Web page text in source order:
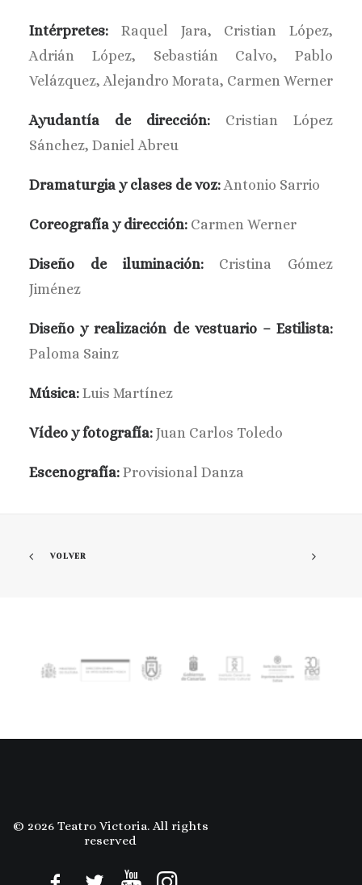
Intérpretes: Raquel Jara, Cristian López,
Adrián López, Sebastián Calvo, Pablo
Velázquez, Alejandro Morata, Carmen Werner
Ayudantía de dirección: Cristian López
Sánchez, Daniel Abreu
Dramaturgia y clases de voz:Antonio Sarrio
Coreografía y dirección: Carmen Werner
Diseño de iluminación:Cristina Gómez
Jiménez
Diseño y realización de vestuario – Estilista:
Paloma Sainz
Música: Luis Martínez
Vídeo y fotografía: Juan Carlos Toledo
Escenografía: Provisional Danza
VOLVER
© 2026 Teatro Victoria. All rights
reserved